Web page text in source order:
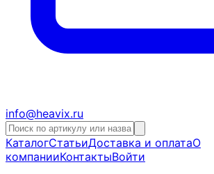
info@heavix.ru
КаталогСтатьиДоставка и оплатаО
компанииКонтактыВойти